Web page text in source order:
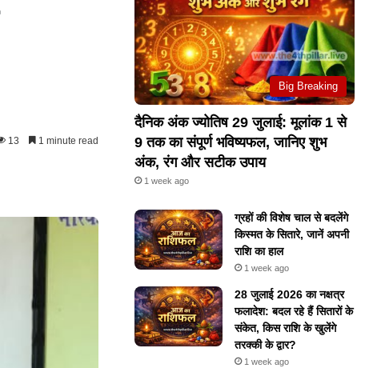
13 1 minute read
Big Breaking
दैनिक अंक ज्योतिष 29 जुलाई: मूलांक 1 से
9 तक का संपूर्ण भविष्यफल, जानिए शुभ
अंक, रंग और सटीक उपाय
1 week ago
ग्रहों की विशेष चाल से बदलेंगे
किस्मत के सितारे, जानें अपनी
राशि का हाल
1 week ago
28 जुलाई 2026 का नक्षत्र
फलादेश: बदल रहे हैं सितारों के
संकेत, किस राशि के खुलेंगे
तरक्की के द्वार?
1 week ago